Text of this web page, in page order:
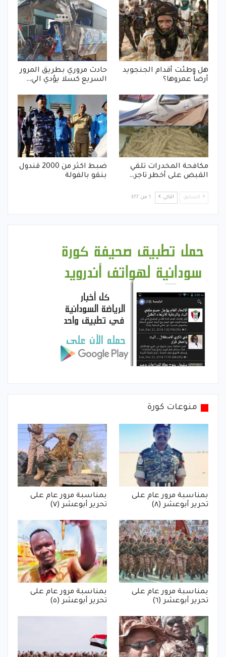
هل وطئت أقدام الجنجويد
أرضاً عمروها؟
حادث مروري بطريق المرور
السريع كسلا يؤدي الي…
مكافحة المخدرات تلقي
القبض على أخطر تاجر…
ضبط اكثر من 2000 قندول
بنقو بالفولة
السابق التالي 1 من 377
منوعات كورة
بمناسبة مرور عام على
تحرير أبوعشر (٨)
بمناسبة مرور عام على
تحرير أبوعشر (٧)
بمناسبة مرور عام على
تحرير أبوعشر (٦)
بمناسبة مرور عام على
تحرير أبوعشر (٥)